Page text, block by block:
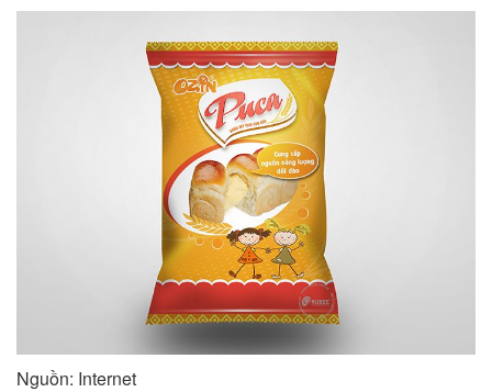
Nguồn: Internet